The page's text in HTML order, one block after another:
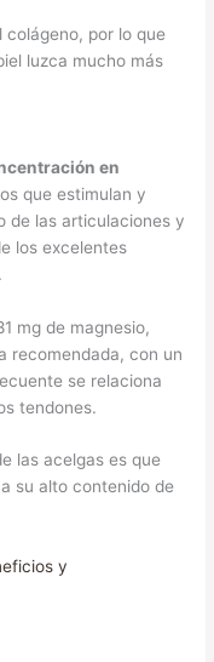
colágeno, por lo que
luzca mucho más
en
que estimulan y
de las articulaciones y
los excelentes
mg de magnesio,
recomendada, con un
se relaciona
tendones.
las acelgas es que
su alto contenido de
y